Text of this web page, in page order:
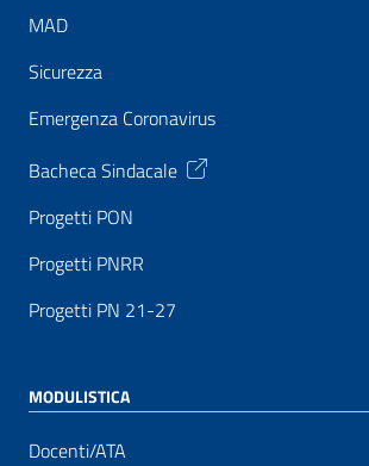
MAD
Sicurezza
Emergenza Coronavirus
Bacheca Sindacale
Progetti PON
Progetti PNRR
Progetti PN 21-27
MODULISTICA
Docenti/ATA